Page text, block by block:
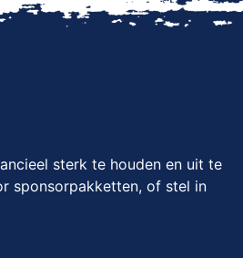
sterk te houden en uit te
sponsorpakketten, of stel in